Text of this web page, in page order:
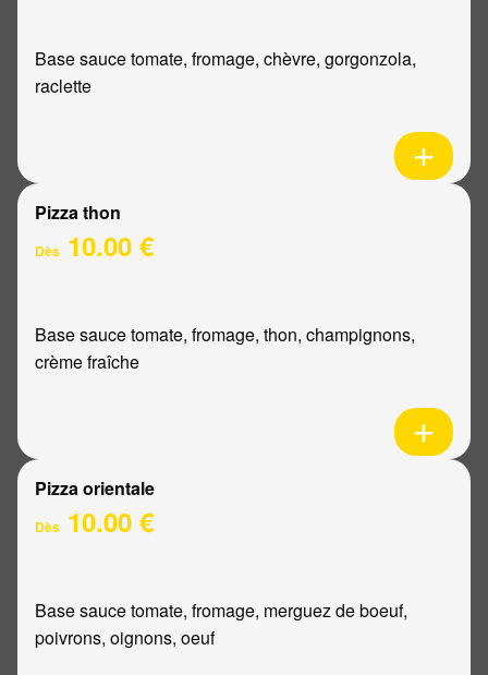
Base sauce tomate, fromage, chèvre, gorgonzola,
raclette
Pizza thon
Dès 10.00 €
Base sauce tomate, fromage, thon, champignons,
crème fraîche
Pizza orientale
Dès 10.00 €
Base sauce tomate, fromage, merguez de boeuf,
poivrons, oignons, oeuf